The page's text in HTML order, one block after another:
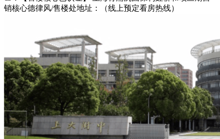
销核心德律风/售楼处地址：（线上预定看房热线）